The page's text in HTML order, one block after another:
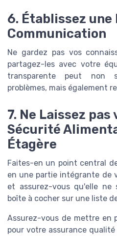
6. Établissez une
Communication
Ne gardez pas vos
partagez-les avec votre
transparente peut non
problèmes, mais également
7. Ne Laissez pas
Sécurité
Étagère
Faites-en un point central
en une partie intégrante de
et assurez-vous qu'elle ne
boîte à cocher sur une liste
Assurez-vous de mettre en
pour votre assurance